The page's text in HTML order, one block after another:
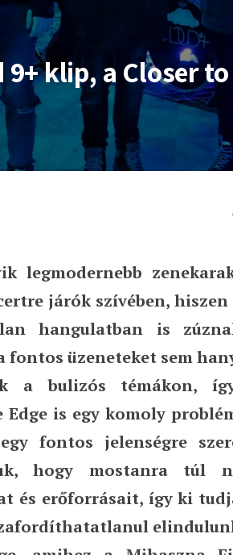
klip, a Closer
a Closer to the Edge
legmodernebb
járók szívében, hiszen
hangulatban is
fontos üzeneteket sem
a bulizós témákon,
is egy komoly
egy fontos jelenségre
hogy mostanra túl
és erőforrásait, így ki